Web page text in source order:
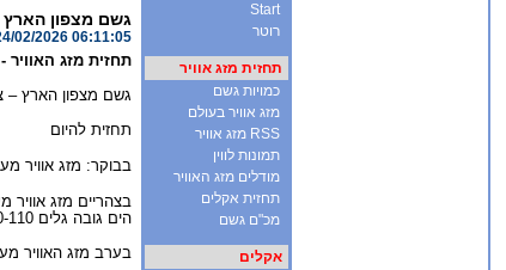
Start
רוטר
תחזית מזג אוויר
כמויות גשם
מזג אוויר בעולם
RSS מזג אוויר
תמונות לווין
מודלים מזג האוויר
תחזית אקלים
מכ"ם גשם
אקלים
גשם מצפון הארץ
02/2026 06:11:05
תחזית מזג האוויר -
גשם מצפון הארץ –
תחזית להיום
בבוקר: מזג אוויר
הים גובה גלים 60-110 ס"מ , הים 19 מעלות.
בערב מזג האוויר